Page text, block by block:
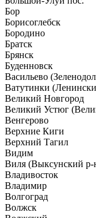
Бор
Борисоглебск
Бородино
Братск
Брянск
Буденновск
Васильево
Ватутинки
Великий Новгород
Великий Устюг
Венгерово
Верхние Киги
Верхний Тагил
Видим
Виля (Выксунский р-
Владивосток
Владимир
Волгоград
Волжск